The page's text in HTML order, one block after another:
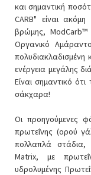
και σημαντική
CARB" είναι ακόμη
βρώμης,
Οργανικό
πολυδιακλαδισμένη
ενέργεια μεγάλης
Είναι σημαντικό
σάκχαρα!
Οι προηγούμενες
πρωτεΐνης (ορού
πολλαπλά στάδια,
Matrix, με
υδρολυμένης